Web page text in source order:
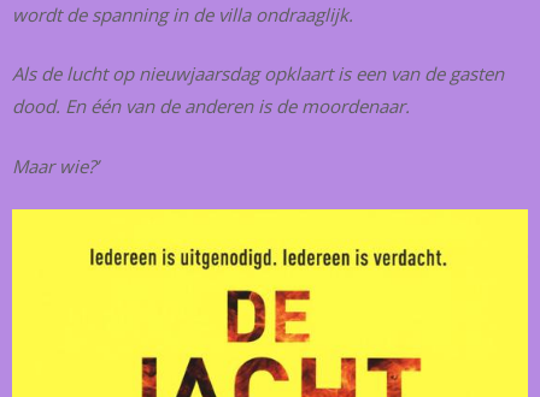
wordt de spanning in de villa ondraaglijk.
Als de lucht op nieuwjaarsdag opklaart is een van de gasten
dood. En één van de anderen is de moordenaar.
Maar wie?’